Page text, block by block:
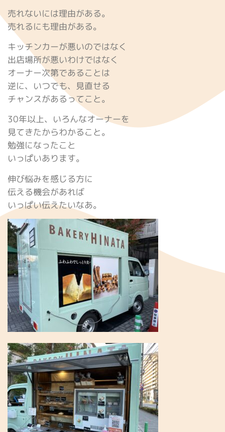
売れないには理由がある。
売れるにも理由がある。
キッチンカーが悪いのではなく
出店場所が悪いわけではなく
オーナー次第であることは
逆に、いつでも、見直せる
チャンスがあるってこと。
30年以上、いろんなオーナーを
見てきたからわかること。
勉強になったこと
いっぱいあります。
伸び悩みを感じる方に
伝える機会があれば
いっぱい伝えたいなあ。